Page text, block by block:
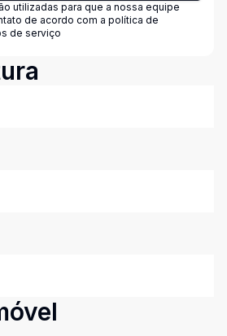
utilizadas para que a nossa equipe
de acordo com a política de
de serviço